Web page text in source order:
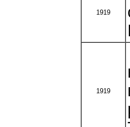
1919
1919